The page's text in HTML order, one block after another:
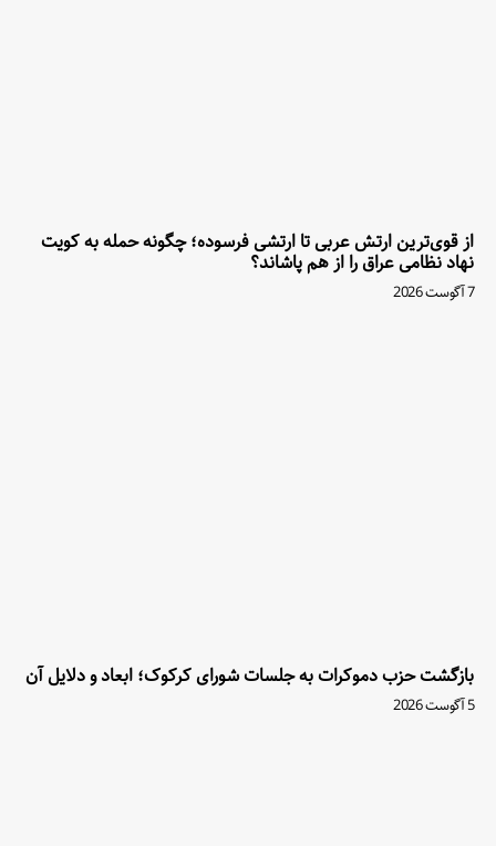
از قوی‌ترین ارتش عربی تا ارتشی فرسوده؛ چگونه حمله به کویت
نهاد نظامی عراق را از هم پاشاند؟
7 آگوست 2026
بازگشت حزب دموکرات به جلسات شورای کرکوک؛ ابعاد و دلایل آن
5 آگوست 2026